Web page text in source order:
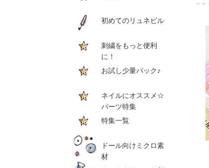
初めてのリュネビル
刺繍をもっと便利
に！
お試し少量パック♪
ネイルにオススメ☆
パーツ特集
特集一覧
ドール向けミクロ素
材